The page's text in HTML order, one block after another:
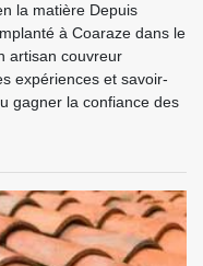
la matière Depuis
à Coaraze dans le
artisan couvreur
expériences et savoir-
gagner la confiance des